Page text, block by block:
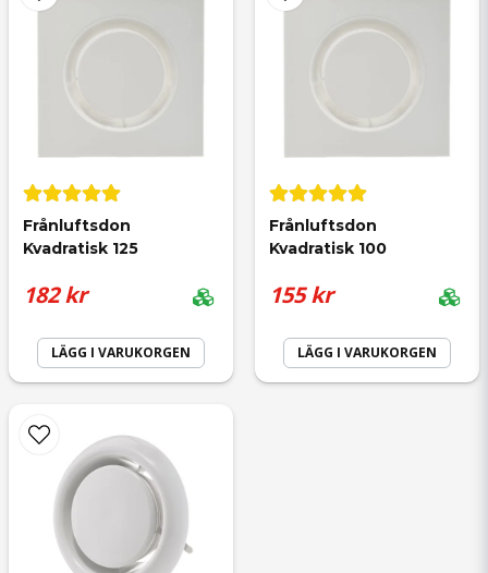
Frånluftsdon
Kvadratisk 125
182 kr
LÄGG I VARUKORGEN
Frånluftsdon
Kvadratisk 100
155 kr
LÄGG I VARUKORGEN